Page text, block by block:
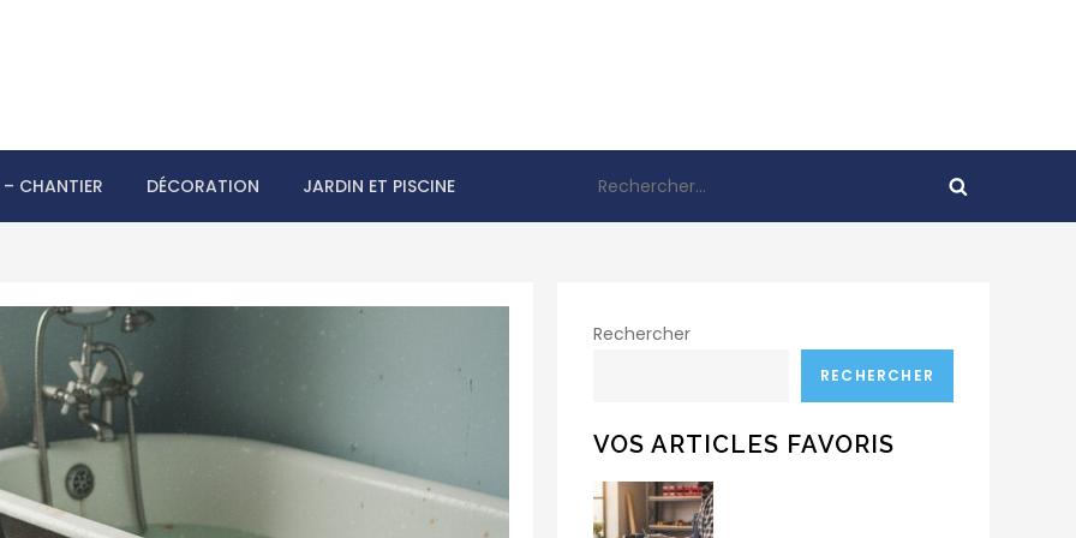
CHANTIER DÉCORATION JARDIN ET PISCINE
Rechercher
RECHERCHER
VOS ARTICLES FAVORIS